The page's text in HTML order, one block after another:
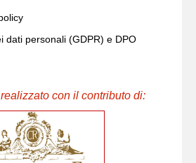
dati personali (GDPR) e DPO
con il contributo di: